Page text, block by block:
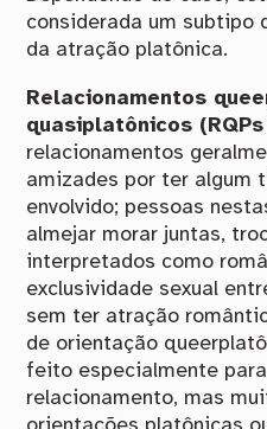
considerada um subtipo
da atração platônica.
Relacionamentos
quasiplatônicos (RQPs
relacionamentos
amizades por ter algum
envolvido; pessoas
almejar morar juntas,
interpretados como
exclusividade sexual
sem ter atração
de orientação
feito especialmente
relacionamento, mas